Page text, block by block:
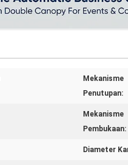
Mekanisme
Penutupan:
Mekanisme
Pembukaan:
Diameter